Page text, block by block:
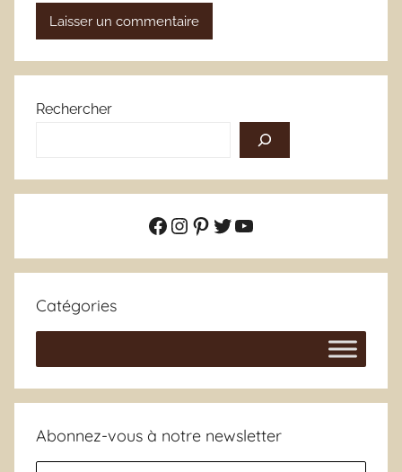
Rechercher
Facebook
Instagram
Pinterest
Twitter
YouTube
Catégories
Abonnez-vous à notre newsletter